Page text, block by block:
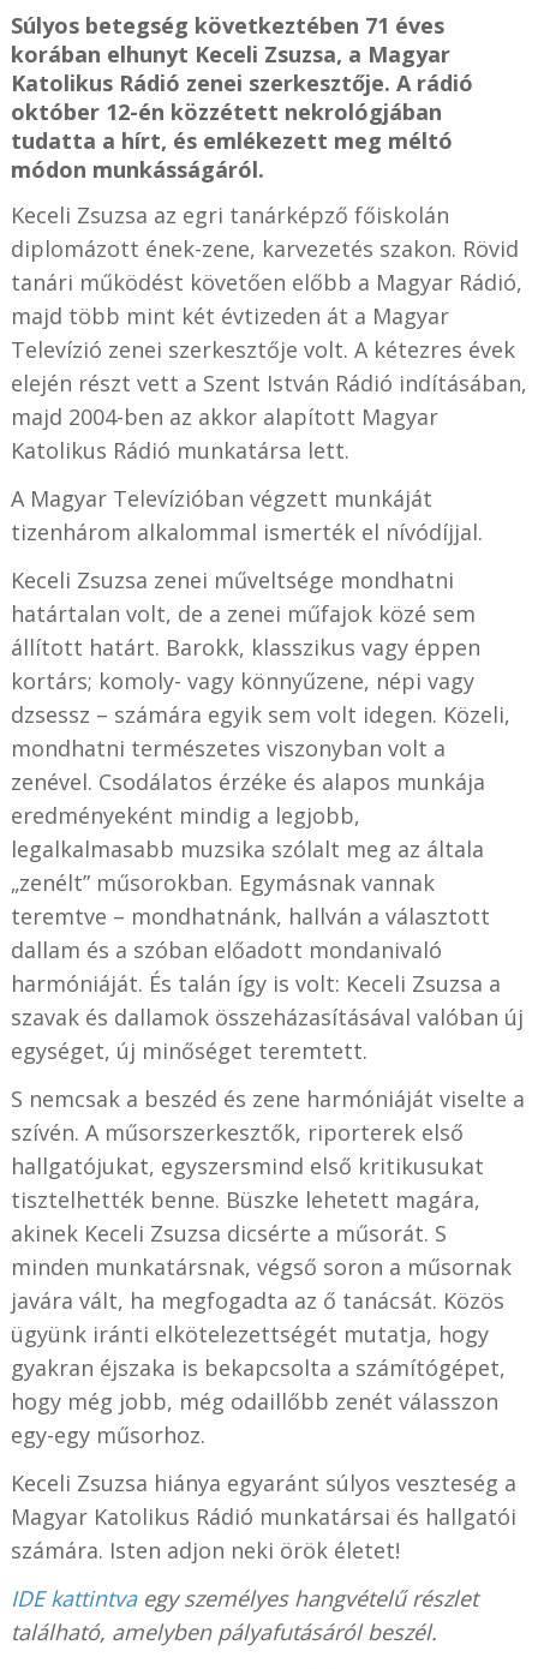
Súlyos betegség következtében 71 éves
korában elhunyt Keceli Zsuzsa, a Magyar
Katolikus Rádió zenei szerkesztője. A rádió
október 12-én közzétett nekrológjában
tudatta a hírt, és emlékezett meg méltó
módon munkásságáról.
Keceli Zsuzsa az egri tanárképző főiskolán
diplomázott ének-zene, karvezetés szakon. Rövid
tanári működést követően előbb a Magyar Rádió,
majd több mint két évtizeden át a Magyar
Televízió zenei szerkesztője volt. A kétezres évek
elején részt vett a Szent István Rádió indításában,
majd 2004-ben az akkor alapított Magyar
Katolikus Rádió munkatársa lett.
A Magyar Televízióban végzett munkáját
tizenhárom alkalommal ismerték el nívódíjjal.
Keceli Zsuzsa zenei műveltsége mondhatni
határtalan volt, de a zenei műfajok közé sem
állított határt. Barokk, klasszikus vagy éppen
kortárs; komoly- vagy könnyűzene, népi vagy
dzsessz – számára egyik sem volt idegen. Közeli,
mondhatni természetes viszonyban volt a
zenével. Csodálatos érzéke és alapos munkája
eredményeként mindig a legjobb,
legalkalmasabb muzsika szólalt meg az általa
„zenélt” műsorokban. Egymásnak vannak
teremtve – mondhatnánk, hallván a választott
dallam és a szóban előadott mondanivaló
harmóniáját. És talán így is volt: Keceli Zsuzsa a
szavak és dallamok összeházasításával valóban új
egységet, új minőséget teremtett.
S nemcsak a beszéd és zene harmóniáját viselte a
szívén. A műsorszerkesztők, riporterek első
hallgatójukat, egyszersmind első kritikusukat
tisztelhették benne. Büszke lehetett magára,
akinek Keceli Zsuzsa dicsérte a műsorát. S
minden munkatársnak, végső soron a műsornak
javára vált, ha megfogadta az ő tanácsát. Közös
ügyünk iránti elkötelezettségét mutatja, hogy
gyakran éjszaka is bekapcsolta a számítógépet,
hogy még jobb, még odaillőbb zenét válasszon
egy-egy műsorhoz.
Keceli Zsuzsa hiánya egyaránt súlyos veszteség a
Magyar Katolikus Rádió munkatársai és hallgatói
számára. Isten adjon neki örök életet!
IDE kattintvaegy személyes hangvételű részlet
található, amelyben pályafutásáról beszél.